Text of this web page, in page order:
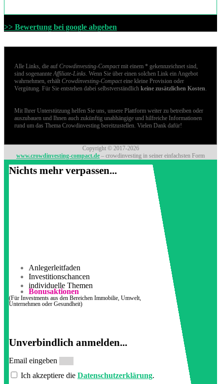
>> Bewertung bei google abgeben
Alle Links, die auf Crowdinvesting-Compactmit einem * gekennzeichnet sind,
sind sogenannteAffiliate-Links. Wenn Sie über einen solchen Link ein Angebot
wahrnehmen, erhält Crowdinvesting-Compacteine kleine Provision oder
Vergütung. Für Sie entstehen dabei selbstverständlich keine zusätzlichen Kosten.
Mit Ihrer Unterstützung helfen Sie uns, unsere Plattform weiter zu betreiben oder
auszubauen und Ihnen auch zukünftig unabhängige und hilfreiche Informationen
rund um das Thema Crowdinvesting bereitzustellen. Vielen Dank dafür!
Copyright © 2017-2026
www.crowdinvesting-compact.de – crowdinvesting in seiner einfachsten Form
Nichts mehr verpassen...
Anlegerleitfaden
Investitionschancen
individuelle Themen
Bonusaktionen
(Für Investments aus den Bereichen Immobilie, Umwelt,
Unternehmen oder Gesundheit)
Unverbindlich anmelden...
Email eingeben
Ich akzeptiere die Datenschutzerklärung.